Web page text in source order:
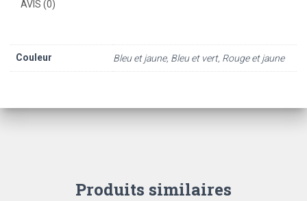
AVIS (0)
Couleur Bleu et jaune, Bleu et vert, Rouge et jaune
Produits similaires